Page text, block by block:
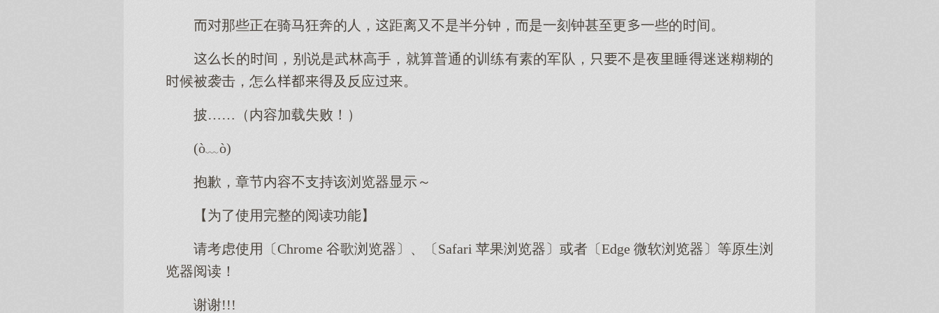
那些正在骑马狂奔的人，距离又不是半分钟，是一刻钟甚至更一些的间。
长的间，别说是武林高手，就算普通的训练有素的军队，不是夜睡迷迷糊糊的
候被袭击，怎及反应。
披……（内容加载失败！）
(ò﹏ò)
抱歉，章节内容不支持该浏览器显示～
【为了使用完整的阅读功能】
请考虑使用〔Chrome 谷歌浏览器〕、〔Safari 苹果浏览器〕或者〔Edge 微软浏览器〕等原生浏
览器阅读！
谢谢!!!